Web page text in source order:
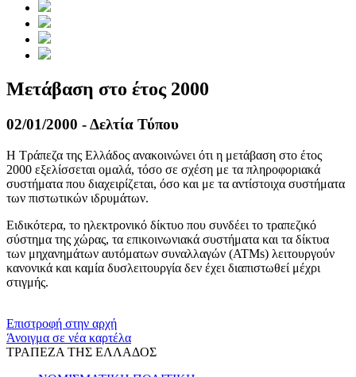
Μετάβαση στο έτος 2000
02/01/2000 - Δελτία Τύπου
Η Τράπεζα της Ελλάδος ανακοινώνει ότι η μετάβαση στο έτος
2000 εξελίσσεται ομαλά, τόσο σε σχέση με τα πληροφοριακά
συστήματα που διαχειρίζεται, όσο και με τα αντίστοιχα συστήματα
των πιστωτικών ιδρυμάτων.
Ειδικότερα, το ηλεκτρονικό δίκτυο που συνδέει το τραπεζικό
σύστημα της χώρας, τα επικοινωνιακά συστήματα και τα δίκτυα
των μηχανημάτων αυτόματων συναλλαγών (ΑΤΜs) λειτουργούν
κανονικά και καμία δυσλειτουργία δεν έχει διαπιστωθεί μέχρι
στιγμής.
Επιστροφή στην αρχή
Άνοιγμα σε νέα καρτέλα
ΤΡΑΠΕΖΑ ΤΗΣ ΕΛΛΑΔΟΣ